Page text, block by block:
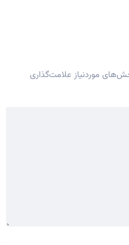
موردنیاز علامت‌گذاری